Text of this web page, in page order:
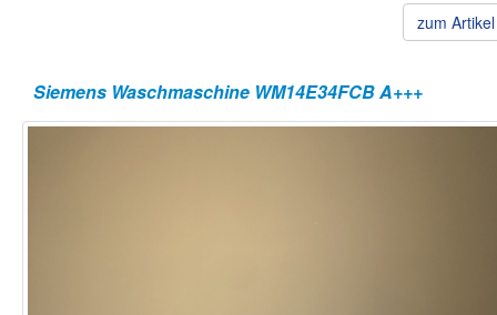
zum
Siemens Waschmaschine WM14E34FCB A+++